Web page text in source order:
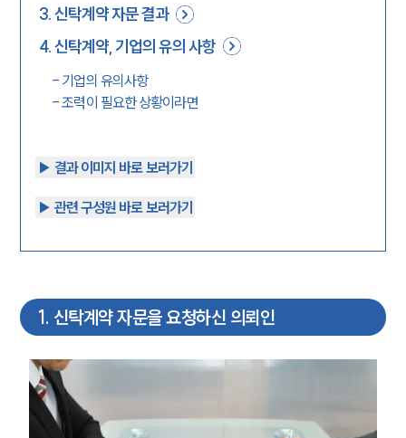
3.신탁계약 자문 결과
4.신탁계약, 기업의 유의 사항
- 기업의 유의사항
-조력이 필요한 상황이라면
▶︎ 결과 이미지 바로 보러가기
▶︎ 관련 구성원 바로 보러가기
1. 신탁계약 자문을 요청하신 의뢰인